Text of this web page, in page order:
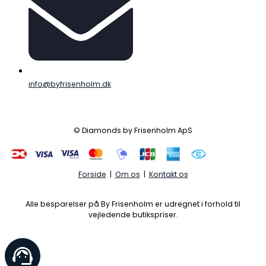
info@byfrisenholm.dk
© Diamonds by Frisenholm ApS
Forside Om os Kontakt os
Alle besparelser på By Frisenholm er udregnet i forhold til
vejledende butikspriser.